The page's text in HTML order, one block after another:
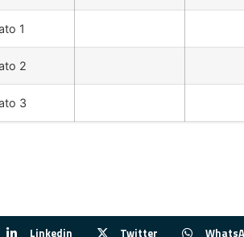
1
2
3
Linkedin Twitter